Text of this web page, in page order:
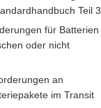
Teil 3
für Batterien
oder nicht
an
im Transit